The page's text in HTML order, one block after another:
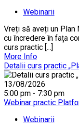
Webinarii
Vreți să aveți un Plan
cu încredere în fața
curs practic [...]
More Info
Detalii curs practic
13/08/2026
5:00 pm - 7:30 pm
Webinar practic
Webinarii